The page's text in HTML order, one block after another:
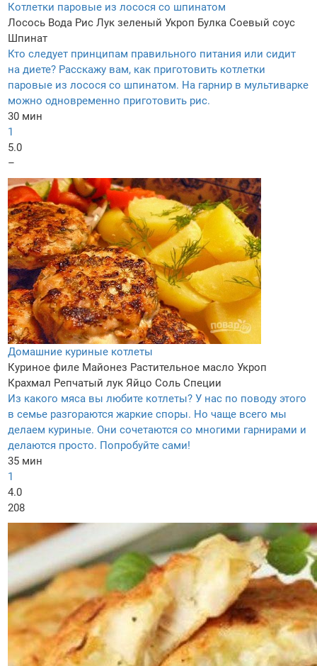
Котлетки паровые из лосося со шпинатом
Лосось Вода Рис Лук зеленый Укроп Булка Соевый соус
Шпинат
Кто следует принципам правильного питания или сидит
на диете? Расскажу вам, как приготовить котлетки
паровые из лосося со шпинатом. На гарнир в мультиварке
можно одновременно приготовить рис.
30 мин
1
5.0
–
Домашние куриные котлеты
Куриное филе Майонез Растительное масло Укроп
Крахмал Репчатый лук Яйцо Соль Специи
Из какого мяса вы любите котлеты? У нас по поводу этого
в семье разгораются жаркие споры. Но чаще всего мы
делаем куриные. Они сочетаются со многими гарнирами и
делаются просто. Попробуйте сами!
35 мин
1
4.0
208